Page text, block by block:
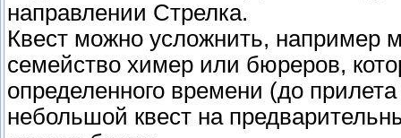
направлении Стрелка.
Квест можно усложнить, например
семейство химер или бюреров,
определенного времени (до
небольшой квест на